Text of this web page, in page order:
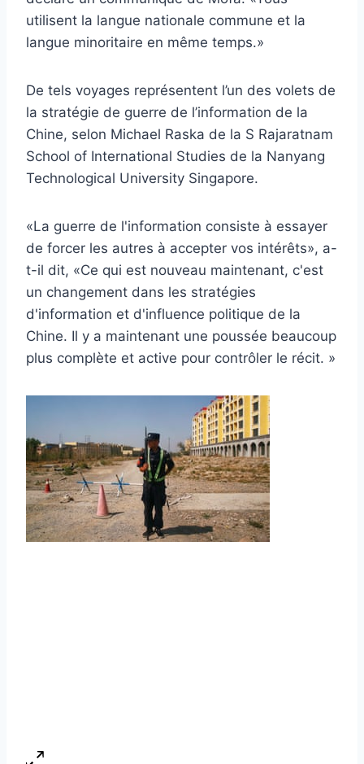
utilisent la langue nationale commune et la
langue minoritaire en même temps.»
De tels voyages représentent l’un des volets de
la stratégie de guerre de l’information de la
Chine, selon Michael Raska de la S Rajaratnam
School of International Studies de la Nanyang
Technological University Singapore.
«La guerre de l'information consiste à essayer
de forcer les autres à accepter vos intérêts», a-
t-il dit, «Ce qui est nouveau maintenant, c'est
un changement dans les stratégies
d'information et d'influence politique de la
Chine. Il y a maintenant une poussée beaucoup
plus complète et active pour contrôler le récit. »